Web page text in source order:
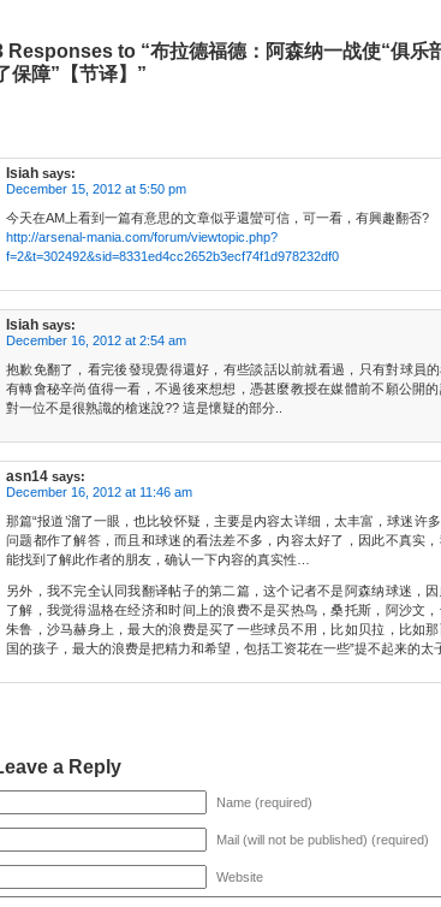
Responses to “布拉德福德：阿森纳一战使“俱乐
保障”【节译】”
Isiah says:
December 15, 2012 at 5:50 pm
今天在AM上看到一篇有意思的文章似乎還蠻可信，可一看，有興趣翻否?
http://arsenal-mania.com/forum/viewtopic.php?
f=2&t=302492&sid=8331ed4cc2652b3ecf74f1d978232df0
Isiah says:
December 16, 2012 at 2:54 am
抱歉免翻了，看完後發現覺得還好，有些談話以前就看過，只有對球員
有轉會秘辛尚值得一看，不過後來想想，憑甚麼教授在媒體前不願公開
對一位不是很熟識的槍迷說?? 這是懷疑的部分..
asn14 says:
December 16, 2012 at 11:46 am
那篇“报道’溜了一眼，也比较怀疑，主要是内容太详细，太丰富，球迷许
问题都作了解答，而且和球迷的看法差不多，内容太好了，因此不真实
能找到了解此作者的朋友，确认一下内容的真实性…
另外，我不完全认同我翻译帖子的第二篇，这个记者不是阿森纳球迷，
了解，我觉得温格在经济和时间上的浪费不是买热鸟，桑托斯，阿沙文
朱鲁，沙马赫身上，最大的浪费是买了一些球员不用，比如贝拉，比如
国的孩子，最大的浪费是把精力和希望，包括工资花在一些”提不起来的太
a Reply
Name (required)
Mail (will not be published) (required)
Website